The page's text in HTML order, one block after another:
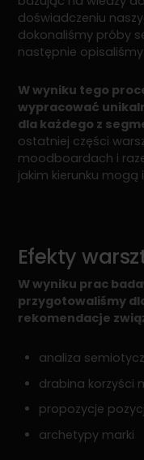
doświadczeniu
dokonaliśmy próby
następnie
W wyniku tego
wypracować
dla każdego z
ostatniej części
moodboardach i
jakim kierunku mogą
Efekty
W wyniku prac
przygotowaliśmy
rekomendacje
analiza
drabina korzyści
propozycje
archetypy marki